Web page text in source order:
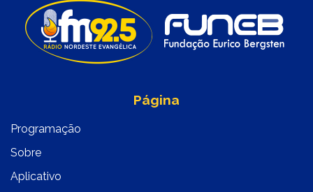
Página
Programação
Sobre
Aplicativo